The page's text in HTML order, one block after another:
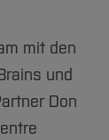
mit den
und
Don